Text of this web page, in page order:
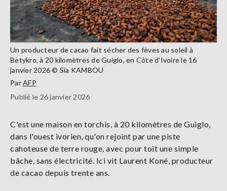
Un producteur de cacao fait sécher des fèves au soleil à
Betykro, à 20 kilomètres de Guiglo, en Côte d'Ivoire le 16
janvier 2026 © Sia KAMBOU
ParAFP
Publié le 26 janvier 2026
C'est une maison en torchis, à 20 kilomètres de Guiglo,
dans l'ouest ivorien, qu'on rejoint par une piste
cahoteuse de terre rouge, avec pour toit une simple
bâche, sans électricité. Ici vit Laurent Koné, producteur
de cacao depuis trente ans.